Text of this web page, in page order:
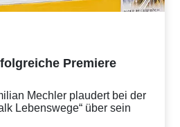
Premiere
Mechler plaudert bei der
Lebenswege“ über sein